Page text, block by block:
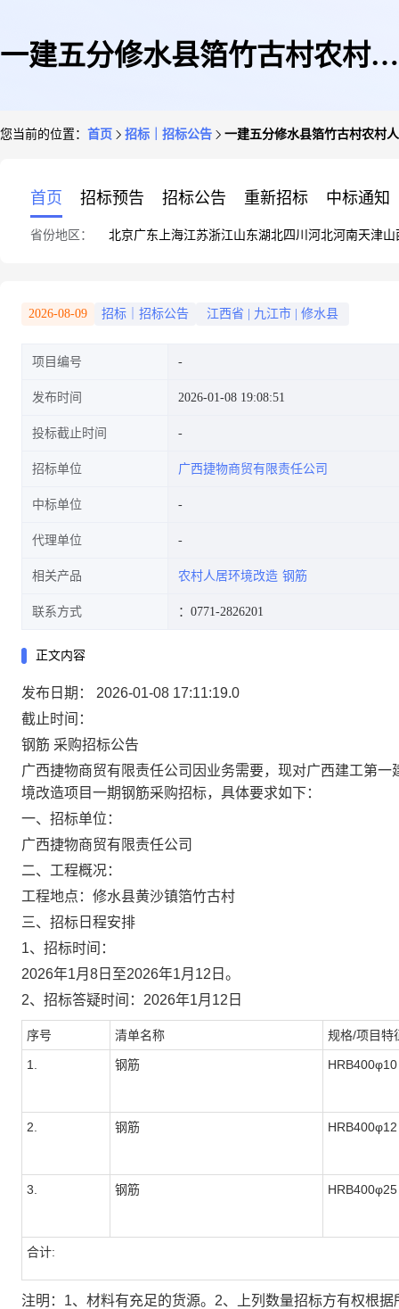
一建五分修水县箔竹古村农村人
您当前的位置： 首页 招标｜招标公告 一建五分修水县箔竹古村农村
首页 招标预告 招标公告 重新招标 中标通知
省份地区： 北京广东 上海江苏浙江山东湖北四川 河北河南天津山
2026-08-09 招标｜招标公告 江西省 九江市 修水县
项目编号
发布时间 2026-01-08 19:08:51
投标截止时间
招标单位 广西捷物商贸有限责任公司
中标单位
代理单位
相关产品 农村人居环境改造 钢筋
联系方式 ：0771-2826201
正文内容
发布日期：
2026-01-08 17:11:19.0
截止时间：
钢筋 采购招标公告
广西捷物商贸有限责任公司因业务需要，现对广西建工第
境改造项目一期钢筋采购招标，具体要求如下：
一、 招标单位：
广西捷物商贸有限责任公司
二、工程概况：
工程地点：修水县黄沙镇箔竹古村
三、招标日程安排
1、招标时间：
2026年1月8日至2026年1月12日 。
2、 招标答疑时间：2026年1月12日
序号 清单名称 规格/项目特
1. 钢筋 HRB400φ10
2. 钢筋 HRB400φ12
3. 钢筋 HRB400φ25
合计:
注明：1、材料有充足的货源。2、上列数量招标方有权根